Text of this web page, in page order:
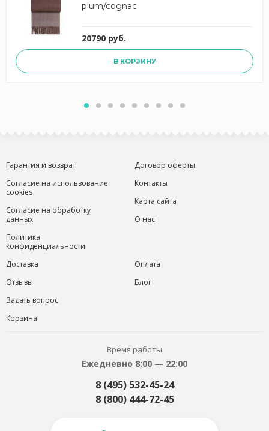
plum/cognac
20790 руб.
В КОРЗИНУ
Гарантия и возврат
Согласие на использование
cookies
Согласие на обработку
данных
Политика
конфиденциальности
Договор оферты
Контакты
Карта сайта
О нас
Доставка
Отзывы
Задать вопрос
Корзина
Оплата
Блог
Время работы
Ежедневно 8:00 — 22:00
8 (495) 532-45-24
8 (800) 444-72-45